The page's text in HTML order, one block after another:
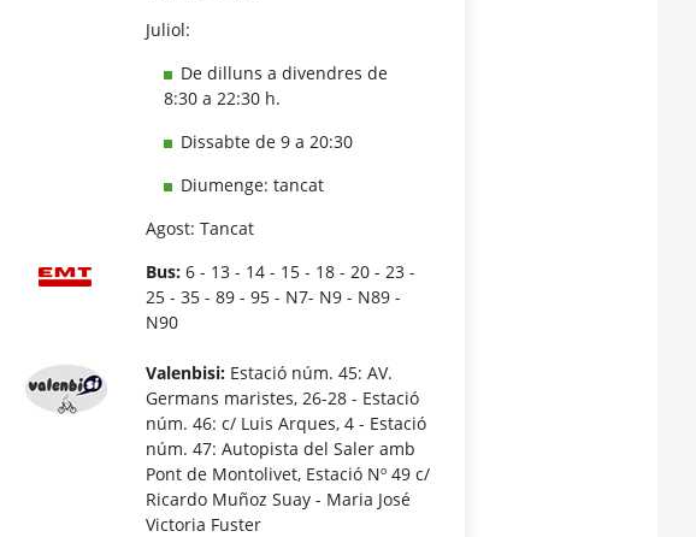
Juliol:
De dilluns a divendres de
8:30 a 22:30 h.
Dissabte de 9 a 20:30
Diumenge: tancat
Agost: Tancat
Bus: 6 - 13 - 14 - 15 - 18 - 20 - 23 -
25 - 35 - 89 - 95 - N7- N9 - N89 -
N90
Valenbisi: Estació núm. 45: AV.
Germans maristes, 26-28 - Estació
núm. 46: c/ Luis Arques, 4 - Estació
núm. 47: Autopista del Saler amb
Pont de Montolivet, Estació Nº 49 c/
Ricardo Muñoz Suay - Maria José
Victoria Fuster